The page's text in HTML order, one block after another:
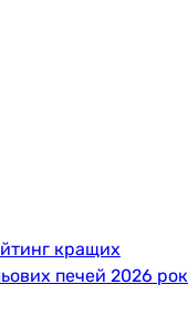
кращих
печей 2026